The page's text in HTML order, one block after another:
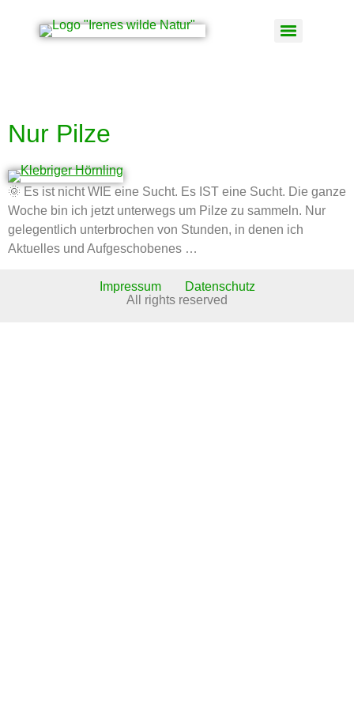
Nur Pilze
🌞 Es ist nicht WIE eine Sucht. Es IST eine Sucht. Die ganze
Woche bin ich jetzt unterwegs um Pilze zu sammeln. Nur
gelegentlich unterbrochen von Stunden, in denen ich
Aktuelles und Aufgeschobenes …
Impressum
Datenschutz
All rights reserved